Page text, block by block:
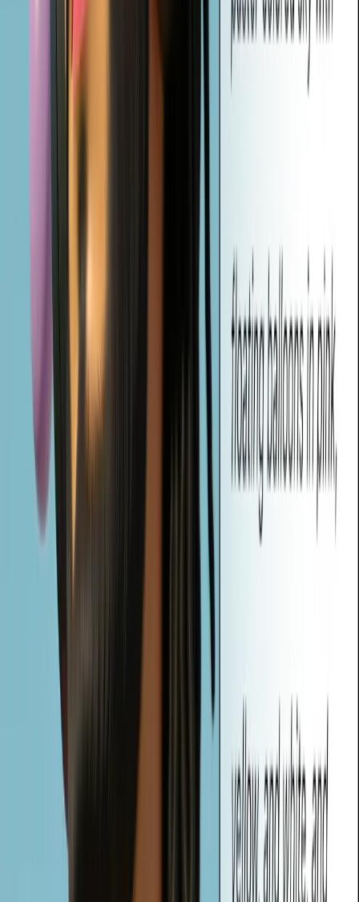
AI Image to Prompt Generator di Vheer è uno strumento alimentato
dall'intelligenza artificiale che trasforma qualsiasi immagine in
suggerimenti di testo. Questi suggerimenti possono essere utilizzati
per generare nuove immagini simili con l'intelligenza artificiale,
aiutando gli utenti a descrivere, ricreare o reimmaginare le immagini,
senza che sia necessaria alcuna capacità di scrittura.
Le immagini caricate sono private e sicure?
Sì. La vostra privacy è la nostra priorità. Tutta l'elaborazione delle
immagini avviene in tempo reale direttamente nel vostro browser.
Vheer non memorizza né condivide le immagini caricate, che